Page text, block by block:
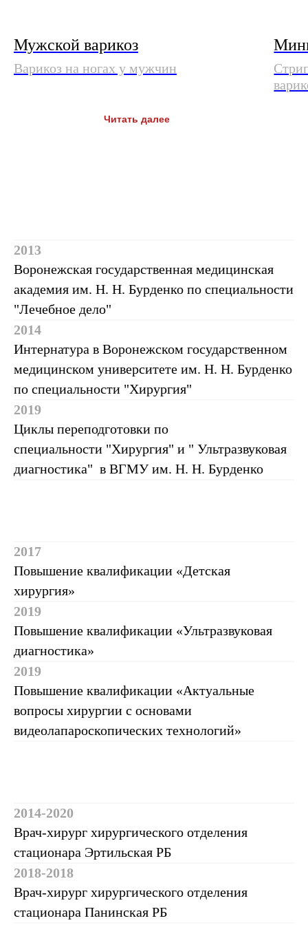
Мужской варикоз
Варикоз на ногах у мужчин
Читать далее
2013
Воронежская государственная медицинская
академия им. Н. Н. Бурденко по специальности
"Лечебное дело"
2014
Интернатура в Воронежском государственном
медицинском университете им. Н. Н. Бурденко
по специальности "Хирургия"
2019
Циклы переподготовки по
специальности "Хирургия" и " Ультразвуковая
диагностика" в ВГМУ им. Н. Н. Бурденко
Курсы повышения
квалификации
2017
Повышение квалификации «Детская
хирургия»
2019
Повышение квалификации «Ультразвуковая
диагностика»
2019
Повышение квалификации «Актуальные
вопросы хирургии с основами
видеолапароскопических технологий»
2014-2020
Врач-хирург хирургического отделения
стационара Эртильская РБ
2018-2018
Врач-хирург хирургического отделения
стационара Панинская РБ
Услуги